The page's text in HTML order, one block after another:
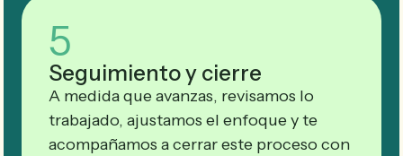
5
Seguimiento y cierre
A medida que avanzas, revisamos lo
trabajado, ajustamos el enfoque y te
acompañamos a cerrar este proceso con